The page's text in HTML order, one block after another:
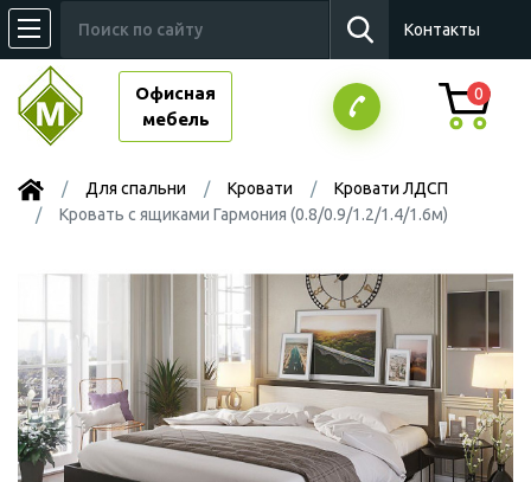
Контакты
Офисная
мебель
0
Для спальни Кровати
Кровати ЛДСП
Кровать с ящиками Гармония (0.8/0.9/1.2/1.4/1.6м)